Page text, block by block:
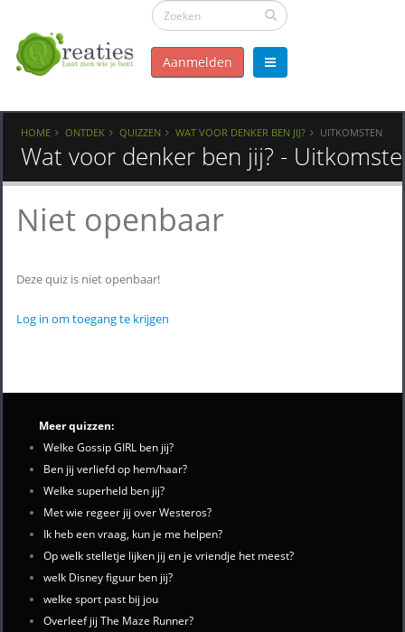
Aanmelden
HOME ONTDEK QUIZZEN WAT VOOR DENKER BEN JIJ? UITKOMSTEN
Wat voor denker ben jij? -
Niet openbaar
Deze quiz is niet openbaar!
Log in om toegang te krijgen
Meer quizzen:
Welke Gossip GIRL ben jij?
Ben jij verliefd op hem/haar?
Welke superheld ben jij?
Met wie regeer jij over Westeros?
Ik heb een vraag, kun je me helpen?
Op welk stelletje lijken jij en je vriendje het meest?
welk Disney figuur ben jij?
welke sport past bij jou
Overleef jij The Maze Runner?